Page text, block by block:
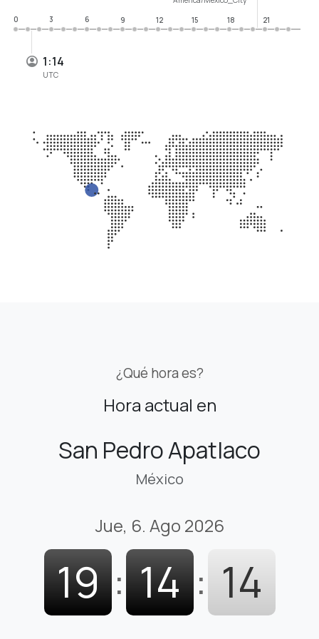
1:14
UTC
0
3 6 9 12 15 18 21
¿Qué hora es?
Hora actual en
San Pedro Apatlaco
México
Jue, 6. Ago 2026
19 : 14 : 15